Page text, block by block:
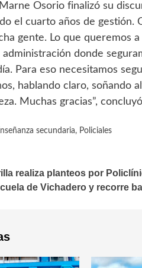
Osorio finalizó su
el cuarto años de gestión.
gente. Lo que queremos
donde
Para eso necesitamos
hablando claro, soñando
Muchas gracias”,
secundaria, Policiales
realiza planteos por
de Vichadero y recorre